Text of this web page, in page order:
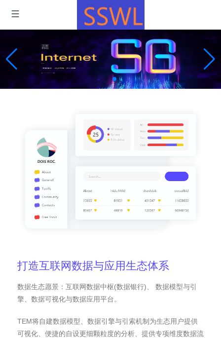
打造互联网数据与应用生态体系
数据生态愿景：互联网数据中枢(数据银行)、 数据模型与引
擎、数据可视化与数据应用平台。
TEM将自建数据模型、数据引擎与引索机制为生态用户提供
可视化、便捷的自设更细颗粒度的分析、提供专项维度数据流